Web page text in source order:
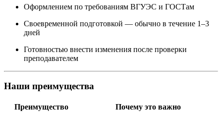
Оформлением по требованиям ВГУЭС и ГОСТам
Своевременной подготовкой — обычно в течение 1–3
дней
Готовностью внести изменения после проверки
преподавателем
Наши преимущества
Преимущество
Почему это важно